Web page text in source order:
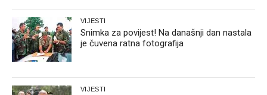
VIJESTI
Snimka za povijest! Na današnji dan nastala
je čuvena ratna fotografija
VIJESTI